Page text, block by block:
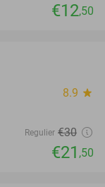
€12,50
8.9 star
Regulier €30
€21 ,50